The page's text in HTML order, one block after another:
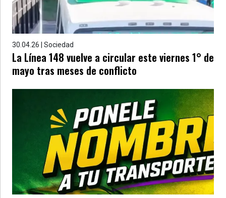
30.04.26 | Sociedad
La Línea 148 vuelve a circular este viernes 1° de
mayo tras meses de conflicto